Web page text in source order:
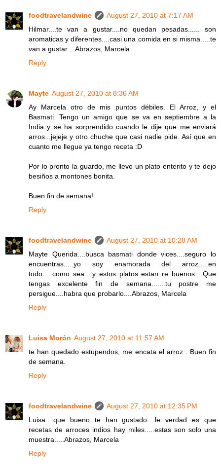
foodtravelandwine
August 27, 2010 at 7:17 AM
Hilmar....te van a gustar....no quedan pesadas...... son
aromaticas y diferentes....casi una comida en si misma.....te
van a gustar....Abrazos, Marcela
Reply
Mayte August 27, 2010 at 8:36 AM
Ay Marcela otro de mis puntos débiles. El Arroz, y el
Basmati. Tengo un amigo que se va en septiembre a la
India y se ha sorprendido cuando le dije que me enviará
arros...jejeje y otro chuche que casi nadie pide. Así que en
cuanto me llegue ya tengo receta :D
Por lo pronto la guardo, me llevo un plato enterito y te dejo
besiños a montones bonita.
Buen fin de semana!
Reply
foodtravelandwine
August 27, 2010 at 10:28 AM
Mayte Querida....busca basmati donde vices....seguro lo
encuentras.....yo soy enamorada del arroz.....en
todo.....como sea....y estos platos estan re buenos....Que
tengas excelente fin de semana.......tu postre me
persigue....habra que probarlo....Abrazos, Marcela
Reply
Luisa Morón August 27, 2010 at 11:57 AM
te han quedado estupendos, me encata el arroz . Buen fin
de semana.
Reply
foodtravelandwine
August 27, 2010 at 12:35 PM
Luisa....que bueno te han gustado....le verdad es que
recetas de arroces indios hay miles.....estas son solo una
muestra.....Abrazos, Marcela
Reply